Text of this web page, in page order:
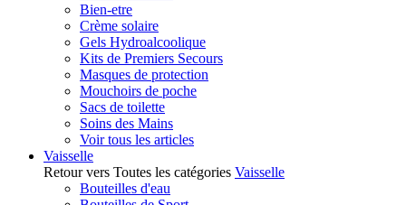
Bien-etre
Crème solaire
Gels Hydroalcoolique
Kits de Premiers Secours
Masques de protection
Mouchoirs de poche
Sacs de toilette
Soins des Mains
Voir tous les articles
Vaisselle
Retour vers Toutes les catégories Vaisselle
Bouteilles d'eau